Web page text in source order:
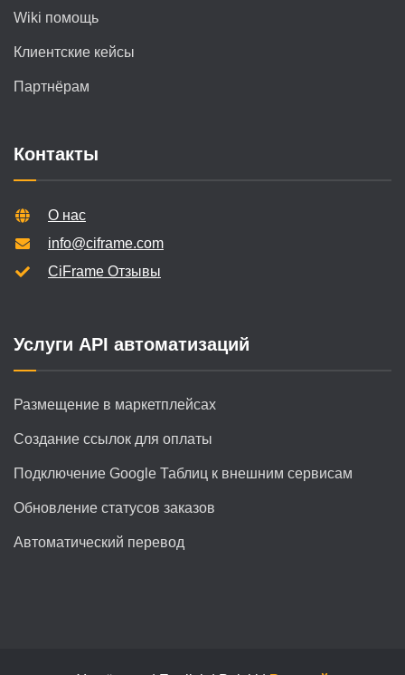
Wiki помощь
Клиентские кейсы
Партнёрам
Контакты
О нас
info@ciframe.com
CiFrame Отзывы
Услуги API автоматизаций
Размещение в маркетплейсах
Создание ссылок для оплаты
Подключение Google Таблиц к внешним сервисам
Обновление статусов заказов
Автоматический перевод